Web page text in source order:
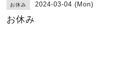
お休み 2024-03-04 (Mon)
お休み